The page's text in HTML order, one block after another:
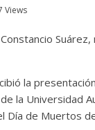
Views
la
la Universidad
Día de Muertos